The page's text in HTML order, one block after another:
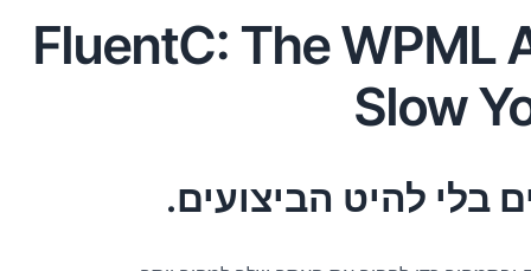
FluentC: The WPML
Slow
בלי להיט הביצועים.